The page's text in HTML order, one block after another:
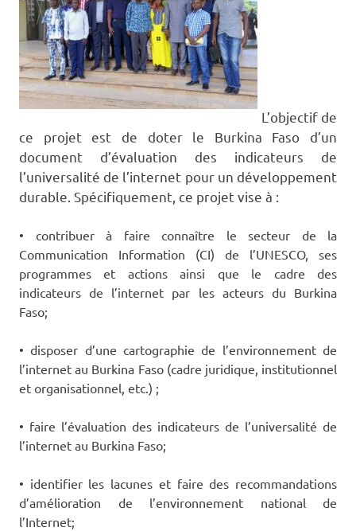
L’objectif de
ce projet est de doter le Burkina Faso d’un
document d’évaluation des indicateurs de
l’universalité de l’internet pour un développement
durable. Spécifiquement, ce projet vise à :
• contribuer à faire connaître le secteur de la
Communication Information (CI) de l’UNESCO, ses
programmes et actions ainsi que le cadre des
indicateurs de l’internet par les acteurs du Burkina
Faso;
• disposer d’une cartographie de l’environnement de
l’internet au Burkina Faso (cadre juridique, institutionnel
et organisationnel, etc.) ;
• faire l’évaluation des indicateurs de l’universalité de
l’internet au Burkina Faso;
• identifier les lacunes et faire des recommandations
d’amélioration de l’environnement national de
l’Internet;